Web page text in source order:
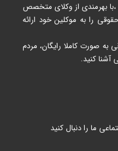
،با بهرمندی از وکلای متخصص
را به موکلین خود ارائه
به صورت کاملا رایگان، مردم
آشنا کنید.
ما را دنبال کنید